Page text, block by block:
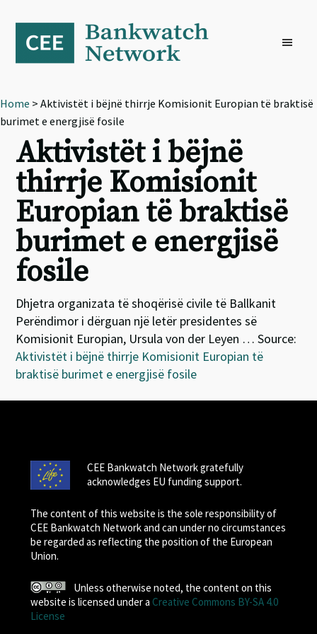
primary
navigation
content
footer
Home > Aktivistët i bëjnë thirrje Komisionit Europian të braktisë
burimet e energjisë fosile
Aktivistët i bëjnë
thirrje Komisionit
Europian të braktisë
burimet e energjisë
fosile
Dhjetra organizata të shoqërisë civile të Ballkanit
Perëndimor i dërguan një letër presidentes së
Komisionit Europian, Ursula von der Leyen … Source:
Aktivistët i bëjnë thirrje Komisionit Europian të
braktisë burimet e energjisë fosile
CEE Bankwatch Network gratefully
acknowledges EU funding support.
The content of this website is the sole responsibility of
CEE Bankwatch Network and can under no circumstances
be regarded as reflecting the position of the European
Union.
Unless otherwise noted, the content on this
website is licensed under a Creative Commons BY-SA 4.0
License